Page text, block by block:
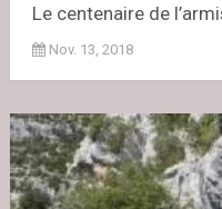
Le centenaire de
Nov. 13, 2018